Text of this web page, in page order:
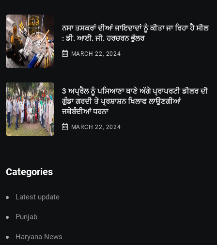
ਨਸਾ ਤਸਕਰਾਂ ਦੀਆਂ ਜਾਇਦਾਦਾਂ ਨੂੰ ਕੀਤਾ ਜਾ ਰਿਹਾ ਹੈ ਸੀਲ
: ਡੀ. ਆਈ. ਜੀ. ਹਰਚਰਨ ਭੁੱਲਰ
MARCH 22, 2024
3 ਅਪ੍ਰੈਲ ਨੂੰ ਪਸਿਆਣਾ ਥਾਣੇ ਅੱਗੇ ਪ੍ਰਾਪਰਟੀ ਡੀਲਰ ਦੀ
ਗੁੰਡਾ ਗਰਦੀ ਤੇ ਪ੍ਰਸ਼ਾਸ਼ਨ ਖਿਲਾਫ ਲਾਉਣਗੀਆਂ
ਜਥੇਬੰਦੀਆਂ ਧਰਨਾ
MARCH 22, 2024
Categories
Latest update
Punjab
Haryana News